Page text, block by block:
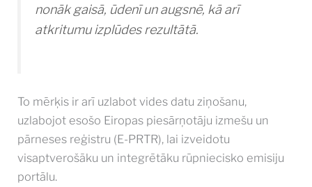
nonāk gaisā, ūdenī un augsnē, kā arī
atkritumu izplūdes rezultātā.
To mērķis ir arī uzlabot vides datu ziņošanu,
uzlabojot esošo Eiropas piesārņotāju izmešu un
pārneses reģistru (E-PRTR), lai izveidotu
visaptverošāku un integrētāku rūpniecisko emisiju
portālu.